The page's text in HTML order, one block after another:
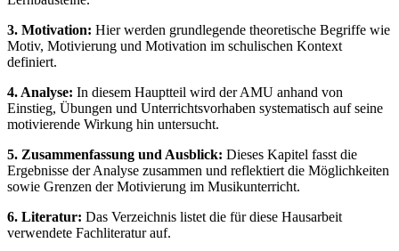
3. Motivation: Hier werden grundlegende theoretische Begriffe wie
Motiv, Motivierung und Motivation im schulischen Kontext
definiert.
4. Analyse: In diesem Hauptteil wird der AMU anhand von
Einstieg, Übungen und Unterrichtsvorhaben systematisch auf seine
motivierende Wirkung hin untersucht.
5. Zusammenfassung und Ausblick: Dieses Kapitel fasst die
Ergebnisse der Analyse zusammen und reflektiert die Möglichkeiten
sowie Grenzen der Motivierung im Musikunterricht.
6. Literatur: Das Verzeichnis listet die für diese Hausarbeit
verwendete Fachliteratur auf.